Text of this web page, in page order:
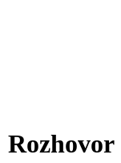
Rozhovor